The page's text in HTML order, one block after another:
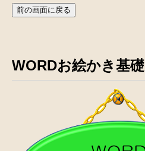
前の画面に戻る
WORDお絵かき基礎